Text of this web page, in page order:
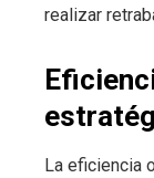
realizar
La eficiencia